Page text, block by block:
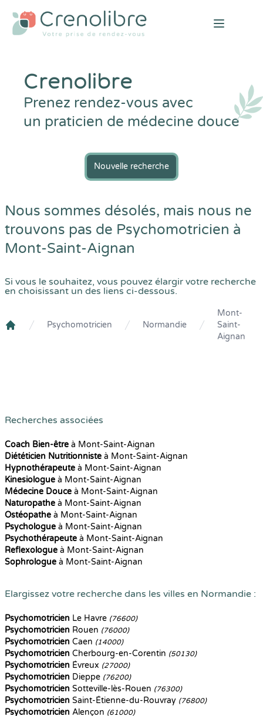
Open
Crenolibre
Prenez rendez-vous avec
un praticien de médecine douce
Nouvelle recherche
Nous sommes désolés, mais nous ne
trouvons pas de Psychomotricien à
Mont-Saint-Aignan
Si vous le souhaitez, vous pouvez élargir votre recherche
en choisissant un des liens ci-dessous.
Psychomotricien Normandie
Mont-
Saint-
Aignan
Recherches associées
Coach Bien-être à Mont-Saint-Aignan
Diététicien Nutritionniste à Mont-Saint-Aignan
Hypnothérapeute à Mont-Saint-Aignan
Kinesiologue à Mont-Saint-Aignan
Médecine Douce à Mont-Saint-Aignan
Naturopathe à Mont-Saint-Aignan
Ostéopathe à Mont-Saint-Aignan
Psychologue à Mont-Saint-Aignan
Psychothérapeute à Mont-Saint-Aignan
Reflexologue à Mont-Saint-Aignan
Sophrologue à Mont-Saint-Aignan
Elargissez votre recherche dans les villes en Normandie :
Psychomotricien Le Havre (76600)
Psychomotricien Rouen (76000)
Psychomotricien Caen (14000)
Psychomotricien Cherbourg-en-Corentin (50130)
Psychomotricien Évreux (27000)
Psychomotricien Dieppe (76200)
Psychomotricien Sotteville-lès-Rouen (76300)
Psychomotricien Saint-Étienne-du-Rouvray (76800)
Psychomotricien Alençon (61000)